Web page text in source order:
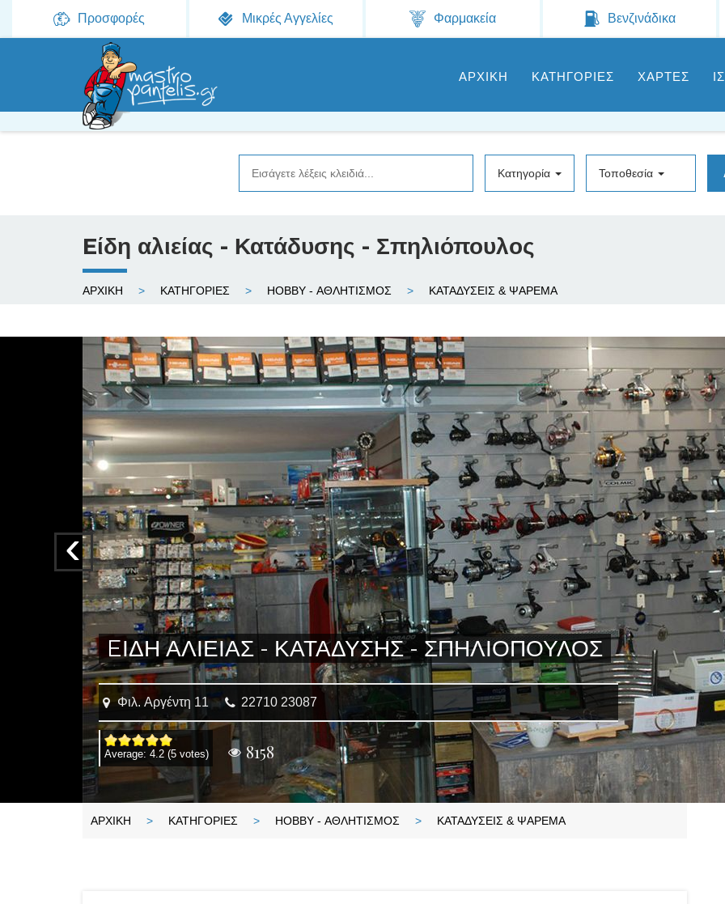
Jump to navigation
Προσφορές Μικρές Αγγελίες Φαρμακεία Βενζινάδικα
ΑΡΧΙΚΗ ΚΑΤΗΓΟΡΙΕΣ ΧΑΡΤΕΣ
Κατηγορία Τοποθεσία
Eίδη αλιείας - Κατάδυσης - Σπηλιόπουλος
Ε
σ
τ
ε
ε
δ
ώ
ΑΡΧΙΚΗ ΚΑΤΗΓΟΡΙΕΣ HOBBY - ΑΘΛΗΤΙΣΜΟΣ ΚΑΤΑΔΥΣΕΙΣ & ΨΑΡΕΜΑ
Προηγ
EΙΔΗ ΑΛΙΕΙΑΣ - ΚΑΤΑΔΥΣΗΣ - ΣΠΗΛΙΟΠΟΥΛΟΣ
Φιλ. Αργέντη 11 22710 23087
Average: 4.2 (5 votes) 8158
Ε
ΑΡΧΙΚΗ ΚΑΤΗΓΟΡΙΕΣ HOBBY - ΑΘΛΗΤΙΣΜΟΣ ΚΑΤΑΔΥΣΕΙΣ & ΨΑΡΕΜΑ